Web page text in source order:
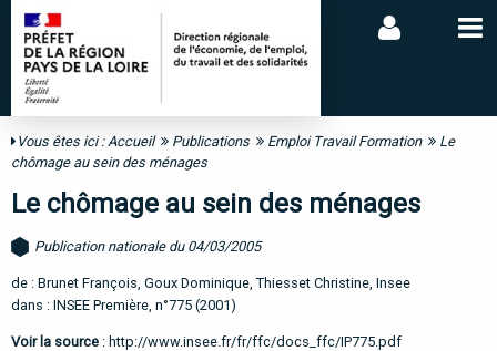
Vous êtes ici :Accueil Publications Emploi Travail Formation
Le
chômage au sein des ménages
Le chômage au sein des ménages
Publication nationale du 04/03/2005
de : Brunet François, Goux Dominique, Thiesset Christine, Insee
dans : INSEE Première, n°775 (2001)
Voir la source : http://www.insee.fr/fr/ffc/docs_ffc/IP775.pdf